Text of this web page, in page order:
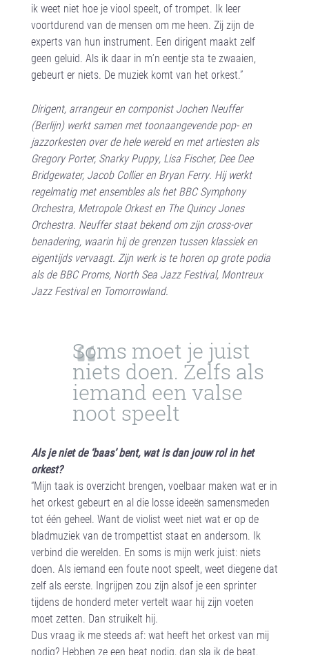
ik weet niet hoe je viool speelt, of trompet. Ik leer
voortdurend van de mensen om me heen. Zij zijn de
experts van hun instrument. Een dirigent maakt zelf
geen geluid. Als ik daar in m’n eentje sta te zwaaien,
gebeurt er niets. De muziek komt van het orkest.”
Dirigent, arrangeur en componist Jochen Neuffer
(Berlijn) werkt samen met toonaangevende pop- en
jazzorkesten over de hele wereld en met artiesten als
Gregory Porter, Snarky Puppy, Lisa Fischer, Dee Dee
Bridgewater, Jacob Collier en Bryan Ferry. Hij werkt
regelmatig met ensembles als het BBC Symphony
Orchestra, Metropole Orkest en The Quincy Jones
Orchestra. Neuffer staat bekend om zijn cross-over
benadering, waarin hij de grenzen tussen klassiek en
eigentijds vervaagt. Zijn werk is te horen op grote podia
als de BBC Proms, North Sea Jazz Festival, Montreux
Jazz Festival en Tomorrowland.
Soms moet je juist
niets doen. Zelfs als
iemand een valse
noot speelt
Als je niet de ‘baas’ bent, wat is dan jouw rol in het
orkest?
“Mijn taak is overzicht brengen, voelbaar maken wat er in
het orkest gebeurt en al die losse ideeën samensmeden
tot één geheel. Want de violist weet niet wat er op de
bladmuziek van de trompettist staat en andersom. Ik
verbind die werelden. En soms is mijn werk juist: niets
doen. Als iemand een foute noot speelt, weet diegene dat
zelf als eerste. Ingrijpen zou zijn alsof je een sprinter
tijdens de honderd meter vertelt waar hij zijn voeten
moet zetten. Dan struikelt hij.
Dus vraag ik me steeds af: wat heeft het orkest van mij
nodig? Hebben ze een beat nodig, dan sla ik de beat.